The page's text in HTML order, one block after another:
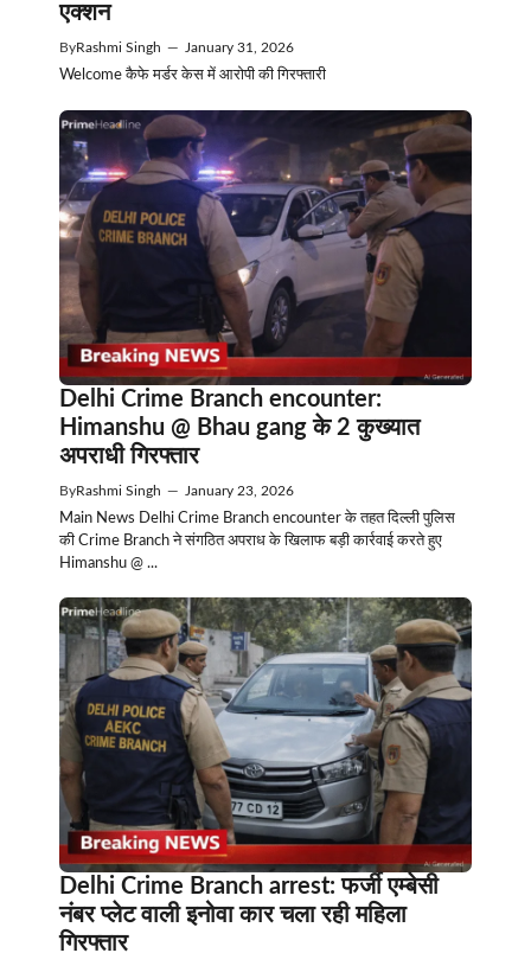
एक्शन
ByRashmi Singh — January 31, 2026
Welcome कैफे मर्डर केस में आरोपी की गिरफ्तारी
Delhi Crime Branch encounter:
Himanshu @ Bhau gang के 2 कुख्यात
अपराधी गिरफ्तार
ByRashmi Singh — January 23, 2026
Main News Delhi Crime Branch encounter के तहत दिल्ली पुलिस
की Crime Branch ने संगठित अपराध के खिलाफ बड़ी कार्रवाई करते हुए
Himanshu @ ...
Delhi Crime Branch arrest: फर्जी एम्बेसी
नंबर प्लेट वाली इनोवा कार चला रही महिला
गिरफ्तार